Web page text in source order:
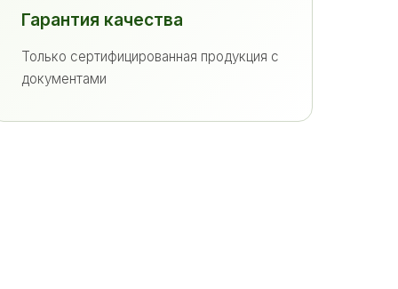
Гарантия качества
Только сертифицированная продукция с
документами